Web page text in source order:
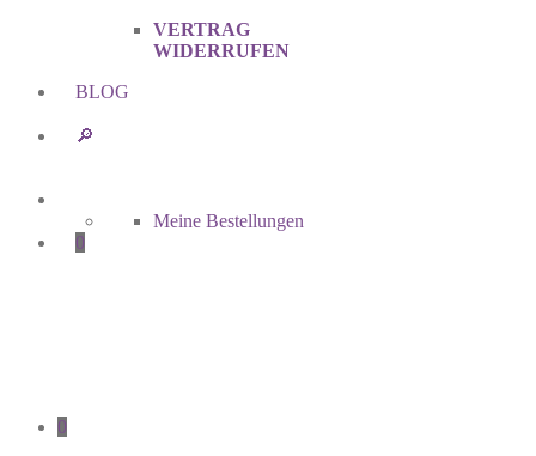
VERTRAG
WIDERRUFEN
BLOG
🔎︎
Meine Bestellungen
0
0